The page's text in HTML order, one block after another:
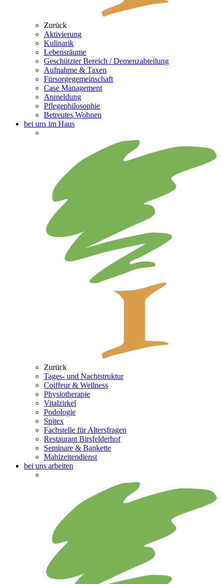
Zurück
Aktivierung
Kulinarik
Lebensräume
Geschützter Bereich / Demenzabteilung
Aufnahme & Taxen
Fürsorgegemeinschaft
Case Management
Anmeldung
Pflegephilosophie
Betreutes Wohnen
bei uns im Haus
Zurück
Tages- und Nachtstruktur
Coiffeur & Wellness
Physiotherapie
Vitalzirkel
Podologie
Spitex
Fachstelle für Altersfragen
Restaurant Birsfelderhof
Seminare & Bankette
Mahlzeitendienst
bei uns arbeiten